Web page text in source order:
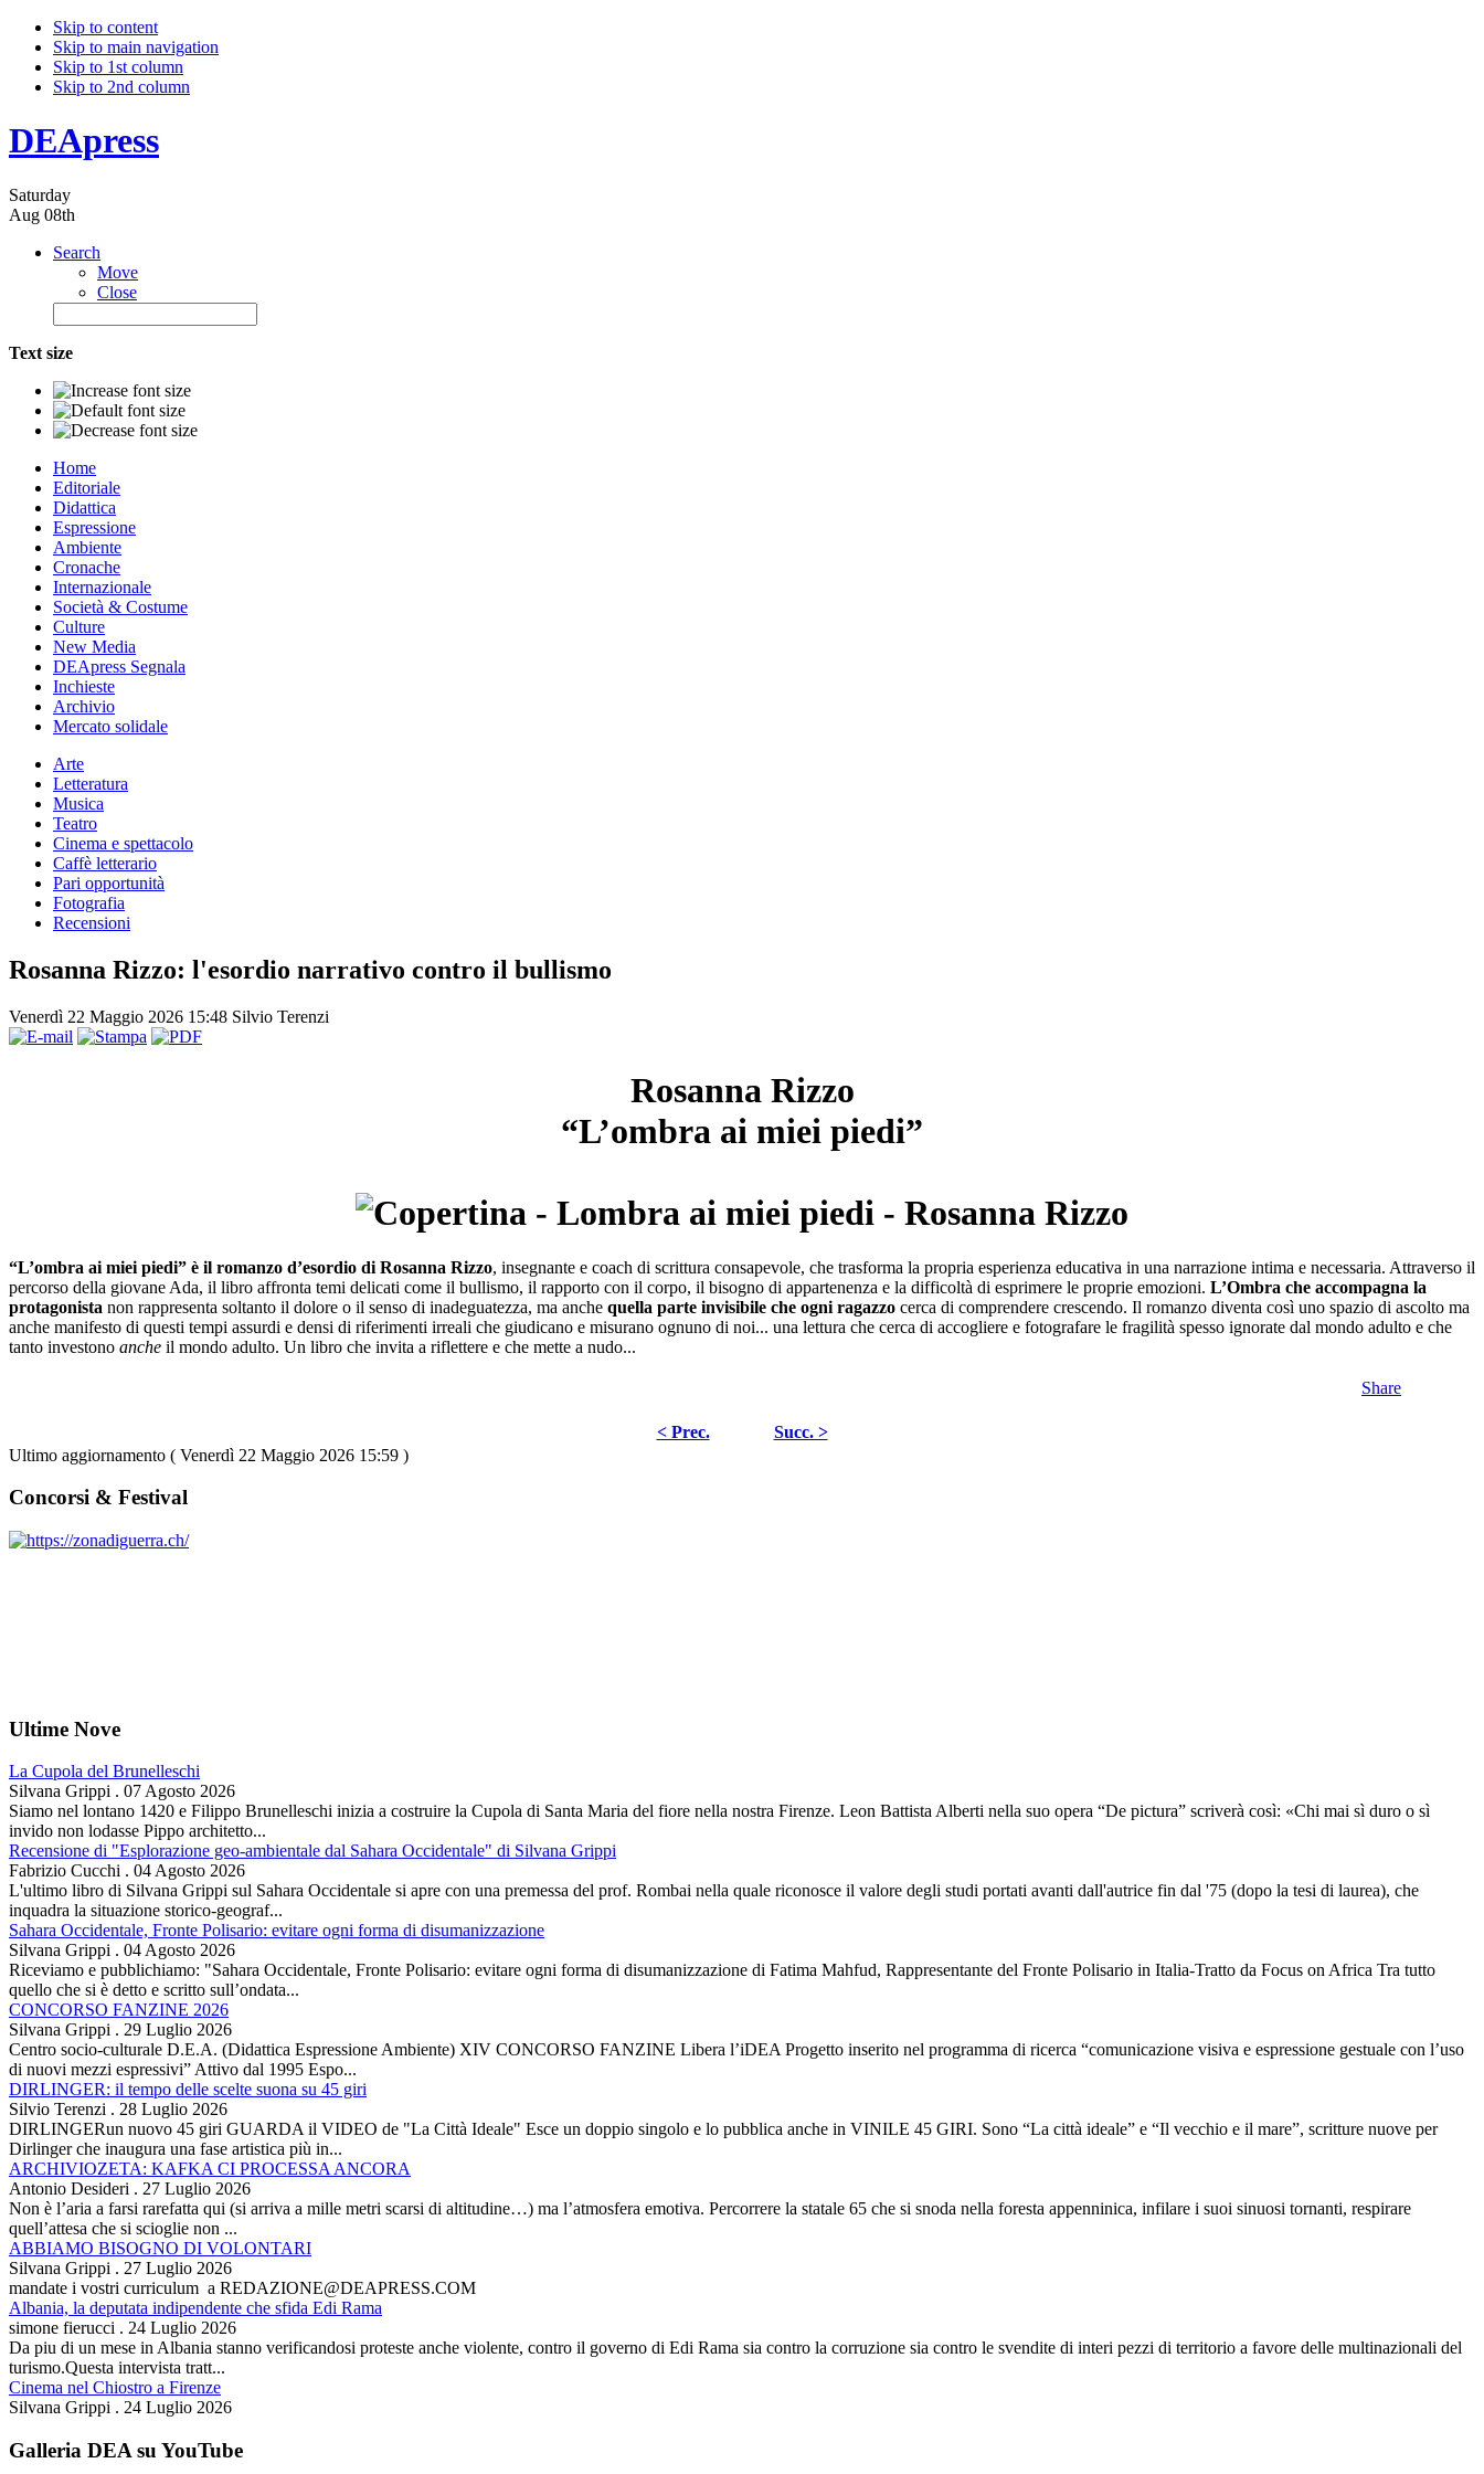
Skip to content
Skip to main navigation
Skip to 1st column
Skip to 2nd column
DEApress
Saturday
Aug 08th
Search
Move
Close
Text size
Home
Editoriale
Didattica
Espressione
Ambiente
Cronache
Internazionale
Società & Costume
Culture
New Media
DEApress Segnala
Inchieste
Archivio
Mercato solidale
Arte
Letteratura
Musica
Teatro
Cinema e spettacolo
Caffè letterario
Pari opportunità
Fotografia
Recensioni
Rosanna Rizzo: l'esordio narrativo contro il bullismo
Venerdì 22 Maggio 2026 15:48 Silvio Terenzi
Rosanna Rizzo
“L’ombra ai miei piedi”
“L’ombra ai miei piedi” è il romanzo d’esordio di Rosanna Rizzo, insegnante e coach di scrittura consapevole, che trasforma la propria esperienza educativa in una narrazione intima e necessaria. Attraverso il
percorso della giovane Ada, il libro affronta temi delicati come il bullismo, il rapporto con il corpo, il bisogno di appartenenza e la difficoltà di esprimere le proprie emozioni. L’Ombra che accompagna la
protagonista non rappresenta soltanto il dolore o il senso di inadeguatezza, ma anche quella parte invisibile che ogni ragazzo cerca di comprendere crescendo. Il romanzo diventa così uno spazio di ascolto ma
anche manifesto di questi tempi assurdi e densi di riferimenti irreali che giudicano e misurano ognuno di noi... una lettura che cerca di accogliere e fotografare le fragilità spesso ignorate dal mondo adulto e che
tanto investono anche il mondo adulto. Un libro che invita a riflettere e che mette a nudo...
Share
< Prec.
Succ. >
Ultimo aggiornamento ( Venerdì 22 Maggio 2026 15:59 )
Concorsi & Festival
Ultime Nove
La Cupola del Brunelleschi
Silvana Grippi . 07 Agosto 2026
Siamo nel lontano 1420 e Filippo Brunelleschi inizia a costruire la Cupola di Santa Maria del fiore nella nostra Firenze. Leon Battista Alberti nella suo opera “De pictura” scriverà così: «Chi mai sì duro o sì
invido non lodasse Pippo architetto...
Recensione di "Esplorazione geo-ambientale dal Sahara Occidentale" di Silvana Grippi
Fabrizio Cucchi . 04 Agosto 2026
L'ultimo libro di Silvana Grippi sul Sahara Occidentale si apre con una premessa del prof. Rombai nella quale riconosce il valore degli studi portati avanti dall'autrice fin dal '75 (dopo la tesi di laurea), che
inquadra la situazione storico-geograf...
Sahara Occidentale, Fronte Polisario: evitare ogni forma di disumanizzazione
Silvana Grippi . 04 Agosto 2026
Riceviamo e pubblichiamo: "Sahara Occidentale, Fronte Polisario: evitare ogni forma di disumanizzazione di Fatima Mahfud, Rappresentante del Fronte Polisario in Italia-Tratto da Focus on Africa Tra tutto
quello che si è detto e scritto sull’ondata...
CONCORSO FANZINE 2026
Silvana Grippi . 29 Luglio 2026
Centro socio-culturale D.E.A. (Didattica Espressione Ambiente) XIV CONCORSO FANZINE Libera l’iDEA Progetto inserito nel programma di ricerca “comunicazione visiva e espressione gestuale con l’uso
di nuovi mezzi espressivi” Attivo dal 1995 Espo...
DIRLINGER: il tempo delle scelte suona su 45 giri
Silvio Terenzi . 28 Luglio 2026
DIRLINGERun nuovo 45 giri GUARDA il VIDEO de "La Città Ideale" Esce un doppio singolo e lo pubblica anche in VINILE 45 GIRI. Sono “La città ideale” e “Il vecchio e il mare”, scritture nuove per
Dirlinger che inaugura una fase artistica più in...
ARCHIVIOZETA: KAFKA CI PROCESSA ANCORA
Antonio Desideri . 27 Luglio 2026
Non è l’aria a farsi rarefatta qui (si arriva a mille metri scarsi di altitudine…) ma l’atmosfera emotiva. Percorrere la statale 65 che si snoda nella foresta appenninica, infilare i suoi sinuosi tornanti, respirare
quell’attesa che si scioglie non ...
ABBIAMO BISOGNO DI VOLONTARI
Silvana Grippi . 27 Luglio 2026
mandate i vostri curriculum a REDAZIONE@DEAPRESS.COM
Albania, la deputata indipendente che sfida Edi Rama
simone fierucci . 24 Luglio 2026
Da piu di un mese in Albania stanno verificandosi proteste anche violente, contro il governo di Edi Rama sia contro la corruzione sia contro le svendite di interi pezzi di territorio a favore delle multinazionali del
turismo.Questa intervista tratt...
Cinema nel Chiostro a Firenze
Silvana Grippi . 24 Luglio 2026
Galleria DEA su YouTube